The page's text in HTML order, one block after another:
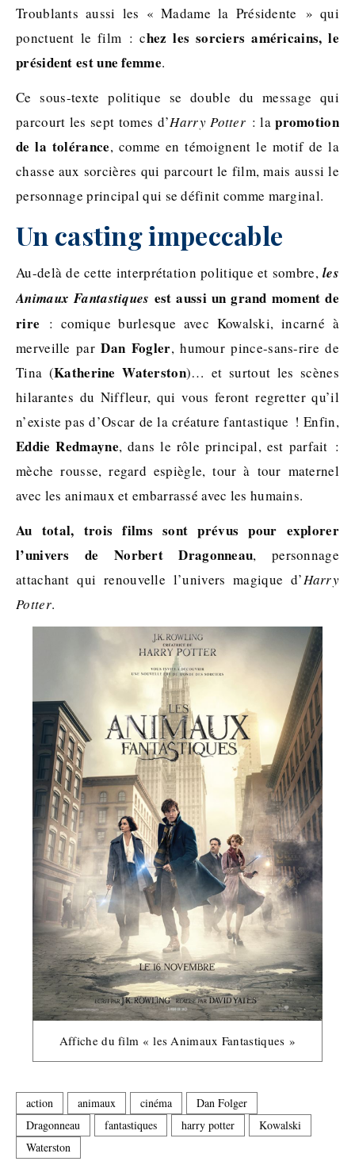
Troublants aussi les « Madame la Présidente » qui
ponctuent le film : chez les sorciers américains, le
président est une femme.
Ce sous-texte politique se double du message qui
parcourt les sept tomes d’Harry Potter : lapromotion
de la tolérance, comme en témoignent le motif de la
chasse aux sorcières qui parcourt le film, mais aussi le
personnage principal qui se définit comme marginal.
Un casting impeccable
Au-delà de cette interprétation politique et sombre, les
Animaux Fantastiques est aussi un grand moment de
rire : comique burlesque avec Kowalski, incarné à
merveille parDan Fogler, humour pince-sans-rire de
Tina (Katherine Waterston)… et surtout les scènes
hilarantes du Niffleur, qui vous feront regretter qu’il
n’existe pas d’Oscar de la créature fantastique ! Enfin,
Eddie Redmayne, dans le rôle principal, est parfait :
mèche rousse, regard espiègle, tour à tour maternel
avec les animaux et embarrassé avec les humains.
Au total, trois films sont prévus pour explorer
l’univers de Norbert Dragonneau, personnage
attachant qui renouvelle l’univers magique d’Harry
Potter.
Affiche du film « les Animaux Fantastiques »
action animaux cinéma
Dan Folger
Dragonneau
fantastiques harry potter
Kowalski
Waterston